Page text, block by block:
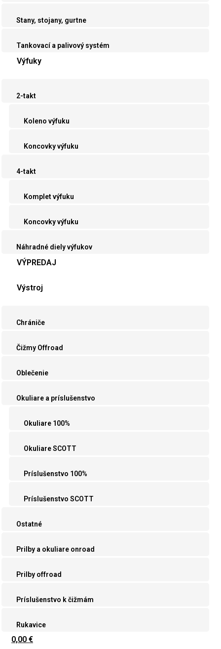
Stany, stojany, gurtne
Tankovací a palivový systém
Výfuky
2-takt
Koleno výfuku
Koncovky výfuku
4-takt
Komplet výfuku
Koncovky výfuku
Náhradné diely výfukov
VÝPREDAJ
Výstroj
Chrániče
Čižmy Offroad
Oblečenie
Okuliare a príslušenstvo
Okuliare 100%
Okuliare SCOTT
Príslušenstvo 100%
Príslušenstvo SCOTT
Ostatné
Prilby a okuliare onroad
Prilby offroad
Príslušenstvo k čižmám
Rukavice
0,00 €